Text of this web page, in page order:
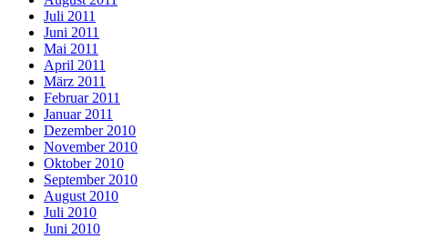
Juli 2011
Juni 2011
Mai 2011
April 2011
März 2011
Februar 2011
Januar 2011
Dezember 2010
November 2010
Oktober 2010
September 2010
August 2010
Juli 2010
Juni 2010